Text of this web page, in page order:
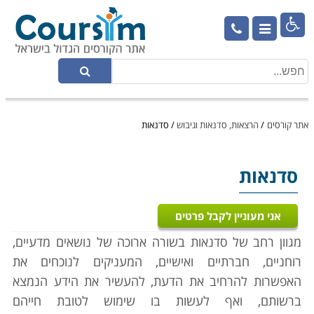

אתר קורסים / הרצאות, סדנאות וגיבוש/ סדנאות
סדנאות
אני מעוניין לקבל פרטים
מגוון רחב של סדנאות בשורה ארוכה של נושאים מדעיים,
רוחניים, חברתיים ואישיים, המעניקים לנוכחים את
האפשרות להרחיב את הדעת, להעשיר את הידע הנמצא
ברשותם, ואף לעשות בו שימוש לטובת חייהם